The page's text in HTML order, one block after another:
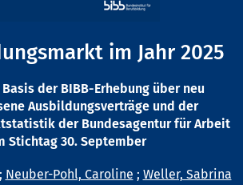
im Jahr 2025
der BIBB-Erhebung über neu
Ausbildungsverträge und der
der Bundesagentur für Arbeit
Stichtag 30. September
Neuber-Pohl, Caroline ; Weller, Sabrina